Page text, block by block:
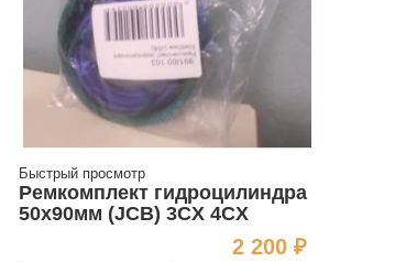
Быстрый просмотр
Ремкомплект гидроцилиндра
50х90мм (JCB) 3CX 4CX
2 200 ₽Цена